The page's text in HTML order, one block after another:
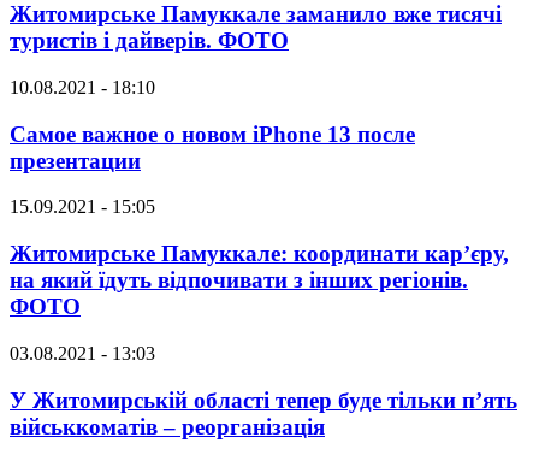
Житомирське Памуккале заманило вже тисячі
туристів і дайверів. ФОТО
10.08.2021 - 18:10
Самое важное о новом iPhone 13 после
презентации
15.09.2021 - 15:05
Житомирське Памуккале: координати кар’єру,
на який їдуть відпочивати з інших регіонів.
ФОТО
03.08.2021 - 13:03
У Житомирській області тепер буде тільки п’ять
військкоматів – реорганізація